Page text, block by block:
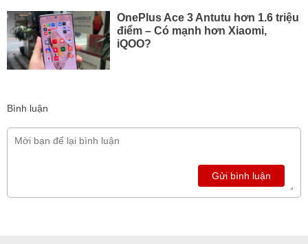
OnePlus Ace 3 Antutu hơn 1.6 triệu
điểm – Có mạnh hơn Xiaomi,
iQOO?
Bình luận
Gửi bình luận